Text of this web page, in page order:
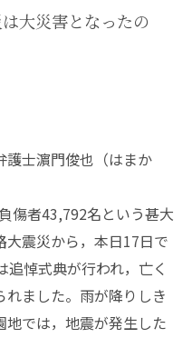
大災害となったの
護士濵門俊也（はまか
傷者43,792名という甚大
震災から，本日17日で
悼式典が行われ，亡く
ました。雨が降りしき
地では，地震が発生した